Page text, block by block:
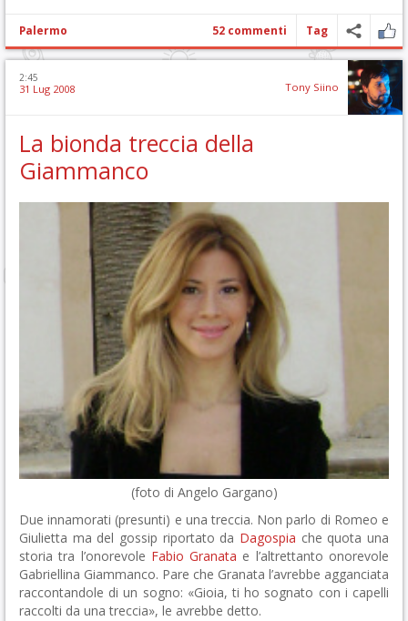
Palermo 52 commenti Tag
2:45
31 Lug 2008 Tony Siino
La bionda treccia della
Giammanco
(foto di Angelo Gargano)
Due innamorati (presunti) e una treccia. Non parlo di Romeo e
Giulietta ma del gossip riportato da Dagospia che quota una
storia tra l’onorevole Fabio Granata e l’altrettanto onorevole
Gabriellina Giammanco. Pare che Granata l’avrebbe agganciata
raccontandole di un sogno: «Gioia, ti ho sognato con i capelli
raccolti da una treccia», le avrebbe detto.